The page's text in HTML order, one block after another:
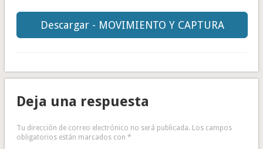
Descargar - MOVIMIENTO Y CAPTURA
Deja una respuesta
Tu dirección de correo electrónico no será publicada. Los campos
obligatorios están marcados con *